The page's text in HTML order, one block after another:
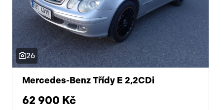
26
Mercedes-Benz Třídy E 2,2CDi
62 900 Kč